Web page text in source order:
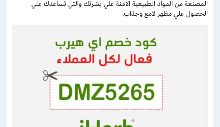
المصنعة من المواد الطبيعية الامنة علي بشرتك والتي تساعدك علي
الحصول علي مظهر لامع وجذاب.